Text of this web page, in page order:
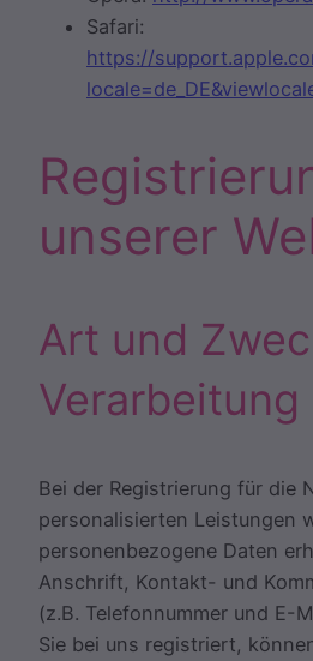
Safari:
https://
unserer
Art und
Verarbeitung
Bei der Registrierung für die
personalisierten Leistungen
personenbezogene Daten
Anschrift, Kontakt- und
(z.B. Telefonnummer und E-
Sie bei uns registriert,